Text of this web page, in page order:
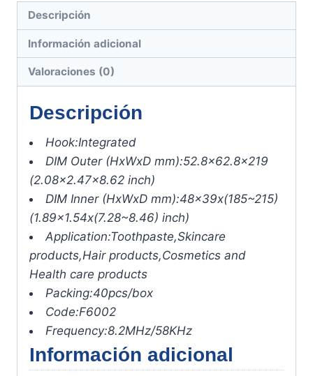
Descripción
Información adicional
Valoraciones (0)
Descripción
Hook:Integrated
DIM Outer (HxWxD mm):52.8×62.8×219
(2.08×2.47×8.62 inch)
DIM Inner (HxWxD mm):48x39x(185~215)
(1.89×1.54x(7.28~8.46) inch)
Application:Toothpaste,Skincare
products,Hair products,Cosmetics and
Health care products
Packing:40pcs/box
Code:F6002
Frequency:8.2MHz/58KHz
Información adicional